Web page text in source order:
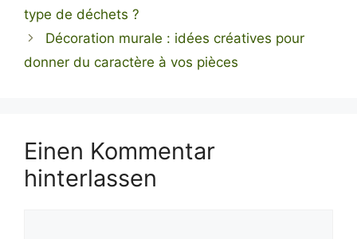
type de déchets ?
Décoration murale : idées créatives pour
donner du caractère à vos pièces
Einen Kommentar
hinterlassen